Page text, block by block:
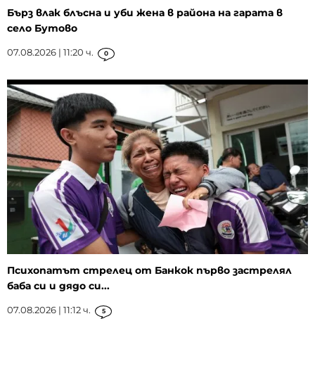
Бърз влак блъсна и уби жена в района на гарата в
село Бутово
07.08.2026 | 11:20 ч. 0
Психопатът стрелец от Банкок първо застрелял
баба си и дядо си...
07.08.2026 | 11:12 ч. 5